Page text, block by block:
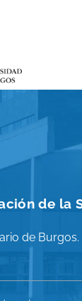
de la
de Burgos.